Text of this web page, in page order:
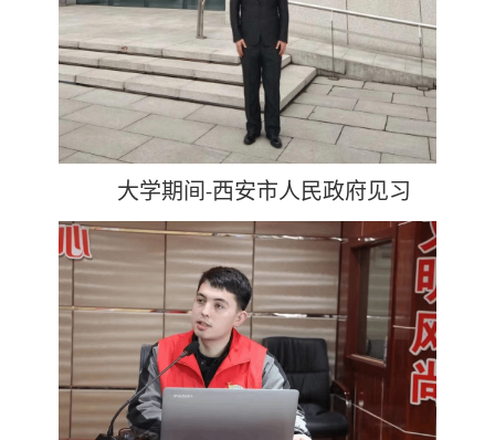
大学期间-西安市人民政府见习